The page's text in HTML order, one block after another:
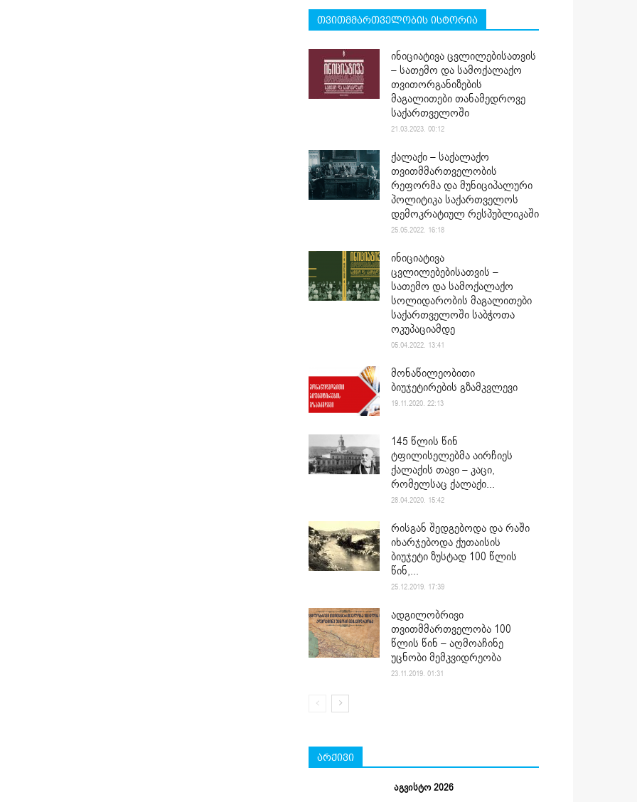
თვითმმართველობის ისტორია
ინიციატივა ცვლილებისათვის
– სათემო და სამოქალაქო
თვითორგანიზების
მაგალითები თანამედროვე
საქართველოში
21.03.2023. 00:12
ქალაქი – საქალაქო
თვითმმართველობის
რეფორმა და მუნიციპალური
პოლიტიკა საქართველოს
დემოკრატიულ რესპუბლიკაში
25.05.2022. 16:18
ინიციატივა
ცვლილებებისათვის –
სათემო და სამოქალაქო
სოლიდარობის მაგალითები
საქართველოში საბჭოთა
ოკუპაციამდე
05.04.2022. 13:41
მონაწილეობითი
ბიუჯეტირების გზამკვლევი
19.11.2020. 22:13
145 წლის წინ
ტფილისელებმა აირჩიეს
ქალაქის თავი – კაცი,
რომელსაც ქალაქი...
28.04.2020. 15:42
რისგან შედგებოდა და რაში
იხარჯებოდა ქუთაისის
ბიუჯეტი ზუსტად 100 წლის
წინ,...
25.12.2019. 17:39
ადგილობრივი
თვითმმართველობა 100
წლის წინ – აღმოაჩინე
უცნობი მემკვიდრეობა
23.11.2019. 01:31
არქივი
აგვისტო 2026